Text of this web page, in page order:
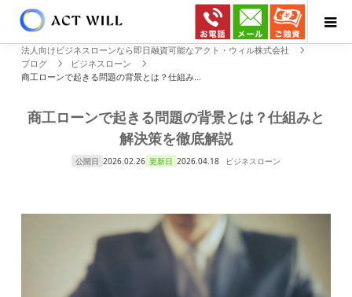
法人向けビジネスローンなら即日融資可能なアクト・ウィル株式会社
ブログ
ビジネスローン
商工ローンで起きる問題の背景とは？仕組み...
商工ローンで起きる問題の背景とは？仕組みと
解決策を徹底解説
公開日 2026.02.26 更新日 2026.04.18 ビジネスローン